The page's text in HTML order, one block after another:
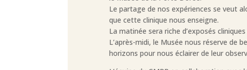
Le partage de nos expériences se veut
que cette clinique nous enseigne.
La matinée sera riche d’exposés cliniques
L’après-midi, le Musée nous réserve de
horizons pour nous éclairer de leur